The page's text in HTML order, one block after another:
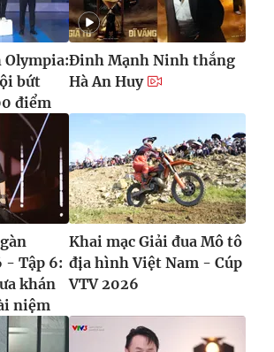
bứt
điểm
Đinh Mạnh Ninh thắng
Hà An Huy
- Tập 6:
khán
niệm
Khai mạc Giải đua Mô tô
địa hình Việt Nam - Cúp
VTV 2026